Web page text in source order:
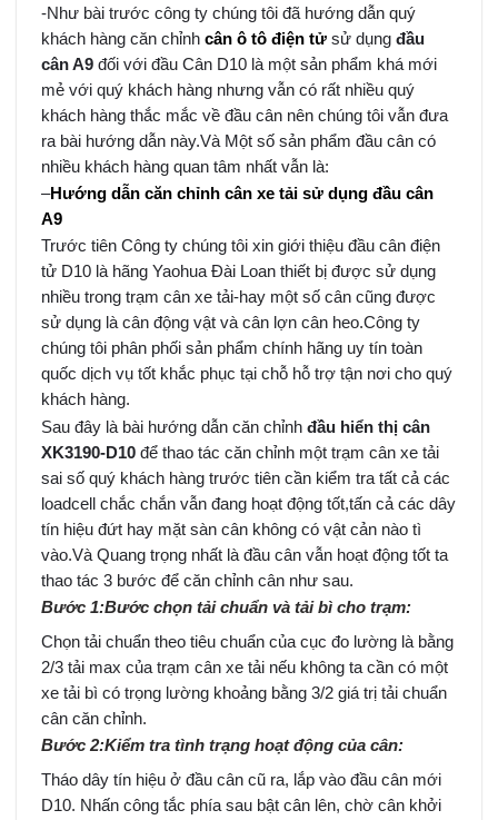
-Như bài trước công ty chúng tôi đã hướng dẫn quý
khách hàng căn chỉnhcân ô tô điện tử sử dụngđầu
cân A9 đối với đầu Cân D10 là một sản phẩm khá mới
mẻ với quý khách hàng nhưng vẫn có rất nhiều quý
khách hàng thắc mắc về đầu cân nên chúng tôi vẫn đưa
ra bài hướng dẫn này.Và Một số sản phẩm đầu cân có
nhiều khách hàng quan tâm nhất vẫn là:
–Hướng dẫn căn chỉnh cân xe tải sử dụng đầu cân
A9
Trước tiên Công ty chúng tôi xin giới thiệu đầu cân điện
tử D10 là hãng Yaohua Đài Loan thiết bị được sử dụng
nhiều trong trạm cân xe tải-hay một số cân cũng được
sử dụng là cân động vật và cân lợn cân heo.Công ty
chúng tôi phân phối sản phẩm chính hãng uy tín toàn
quốc dịch vụ tốt khắc phục tại chỗ hỗ trợ tận nơi cho quý
khách hàng.
Sau đây là bài hướng dẫn căn chỉnhđầu hiển thị cân
XK3190-D10 để thao tác căn chỉnh một trạm cân xe tải
sai số quý khách hàng trước tiên cần kiểm tra tất cả các
loadcell chắc chắn vẫn đang hoạt động tốt,tấn cả các dây
tín hiệu đứt hay mặt sàn cân không có vật cản nào tì
vào.Và Quang trọng nhất là đầu cân vẫn hoạt động tốt ta
thao tác 3 bước để căn chỉnh cân như sau.
Bước 1:Bước chọn tải chuẩn và tải bì cho trạm:
Chọn tải chuẩn theo tiêu chuẩn của cục đo lường là bằng
2/3 tải max của trạm cân xe tải nếu không ta cần có một
xe tải bì có trọng lường khoảng bằng 3/2 giá trị tải chuẩn
cân căn chỉnh.
Bước 2:Kiểm tra tình trạng hoạt động của cân:
Tháo dây tín hiệu ở đầu cân cũ ra, lắp vào đầu cân mới
D10. Nhấn công tắc phía sau bật cân lên, chờ cân khởi